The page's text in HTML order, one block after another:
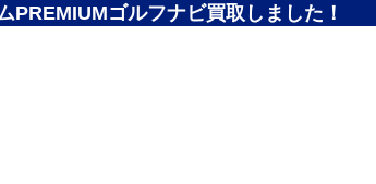
ゴルフナビ買取しました！